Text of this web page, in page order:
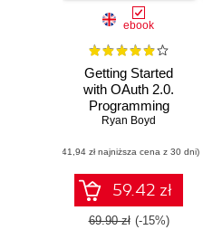
ebook
Getting Started
with OAuth 2.0.
Programming
Clients for Secure
Authorization and
Authentication
Ryan Boyd
(41,94 zł najniższa cena z 30 dni)
59.42 zł
69.90 zł (-15%)